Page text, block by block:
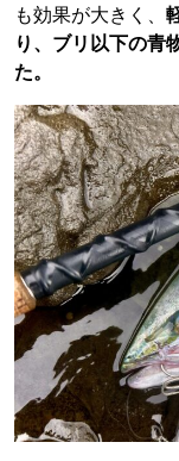
も効果が大きく、
り、ブリ以下の青
た。